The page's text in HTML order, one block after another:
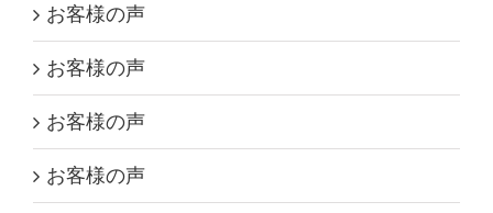
お客様の声
お客様の声
お客様の声
お客様の声